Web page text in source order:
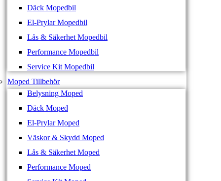
Däck Mopedbil
El-Prylar Mopedbil
Lås & Säkerhet Mopedbil
Performance Mopedbil
Service Kit Mopedbil
Moped Tillbehör
Belysning Moped
Däck Moped
El-Prylar Moped
Väskor & Skydd Moped
Lås & Säkerhet Moped
Performance Moped